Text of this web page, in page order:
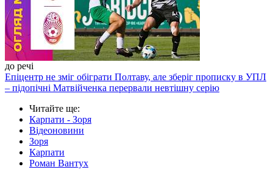
до речі
Епіцентр не зміг обіграти Полтаву, але зберіг прописку в УПЛ
– підопічні Матвійченка перервали невтішну серію
Читайте ще:
Карпати - Зоря
Відеоновини
Зоря
Карпати
Роман Вантух